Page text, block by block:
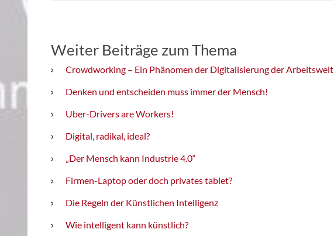
Weiter Beiträge zum Thema
Crowdworking – Ein Phänomen der Digitalisierung der Arbeitswelt
Denken und entscheiden muss immer der Mensch!
Uber-Drivers are Workers!
Digital, radikal, ideal?
„Der Mensch kann Industrie 4.0“
Firmen-Laptop oder doch privates tablet?
Die Regeln der Künstlichen Intelligenz
Wie intelligent kann künstlich?